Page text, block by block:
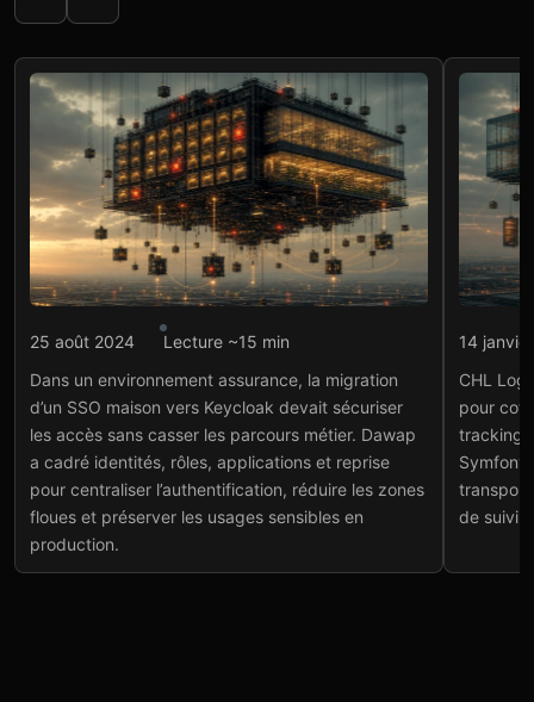
Intégration API
SSO Keycloak sécurisée
Voir le projet→
25 août 2024
Lecture ~15 min
Dans un environnement assurance, la migration
d’un SSO maison vers Keycloak devait sécuriser
les accès sans casser les parcours métier. Dawap
a cadré identités, rôles, applications et reprise
pour centraliser l’authentification, réduire les zones
floues et préserver les usages sensibles en
production.
14
CHL
pour
tracking
de suivi